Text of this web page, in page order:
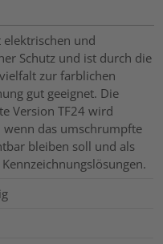
elektrischen und
Schutz und ist durch die
zur farblichen
gut geeignet. Die
Version TF24 wird
wenn das umschrumpfte
bleiben soll und als